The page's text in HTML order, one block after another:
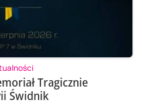
Tragicznie
Świdnik